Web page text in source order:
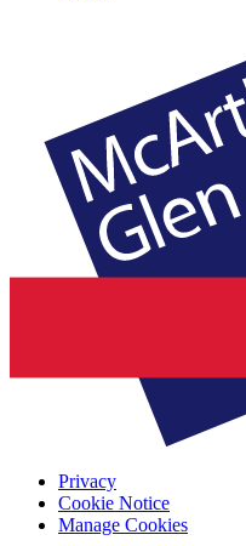
Privacy
Cookie Notice
Manage Cookies